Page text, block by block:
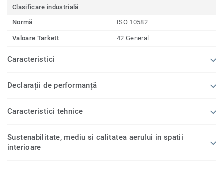
Clasificare industrială
Normă
ISO 10582
Valoare Tarkett 42 General
Caracteristici
Declarații de performanță
Caracteristici tehnice
Sustenabilitate, mediu si calitatea aerului in spatii
interioare